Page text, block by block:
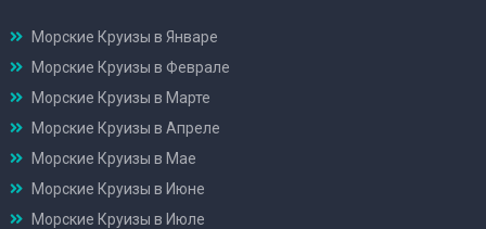
Морские Круизы в Январе
Морские Круизы в Феврале
Морские Круизы в Марте
Морские Круизы в Апреле
Морские Круизы в Мае
Морские Круизы в Июне
Морские Круизы в Июле